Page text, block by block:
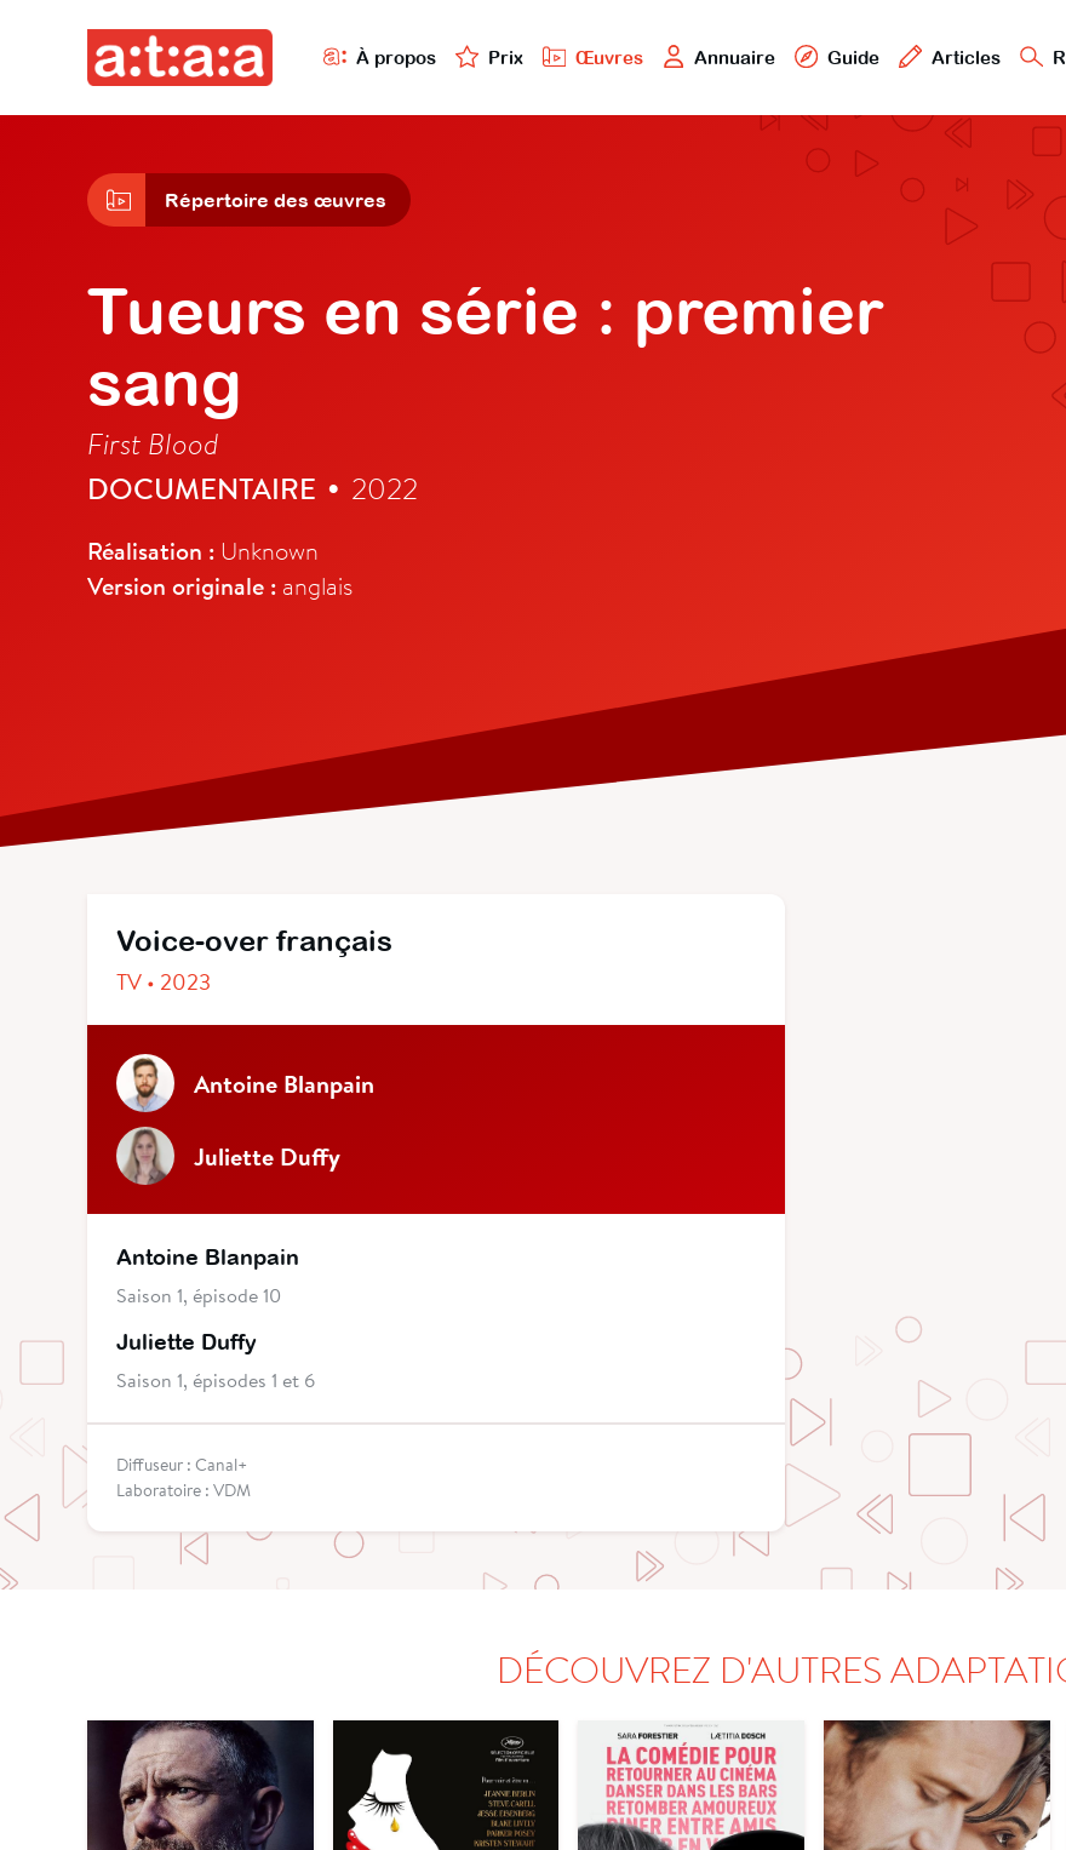
À propos Prix Œuvres Annuaire Guide Articles
Répertoire des œuvres
Tueurs en série : premier
sang
First Blood
DOCUMENTAIRE • 2022
Réalisation : Unknown
Version originale : anglais
Voice-over français
TV • 2023
Antoine Blanpain
Juliette Duffy
Antoine Blanpain
Saison 1, épisode 10
Juliette Duffy
Saison 1, épisodes 1 et 6
Diffuseur : Canal+
Laboratoire : VDM
DÉCOUVREZ D'AUTRES